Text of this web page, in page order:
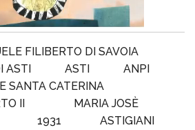
FILIBERTO DI SAVOIA
ASTI
ASTI
ANPI
SANTA CATERINA
II
MARIA JOSÈ
1931 ASTIGIANI